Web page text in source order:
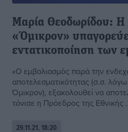
Μαρία Θεοδωρίδου: Η
«Όμικρον»
εντατικοποίηση των
«Ο εμβολιασμός παρά την
αποτελεσματικότητας (σ.σ.
Όμικρον), εξακολουθεί να
τόνισε η Πρόεδρος της Εθνικής
29.11.21, 18:20